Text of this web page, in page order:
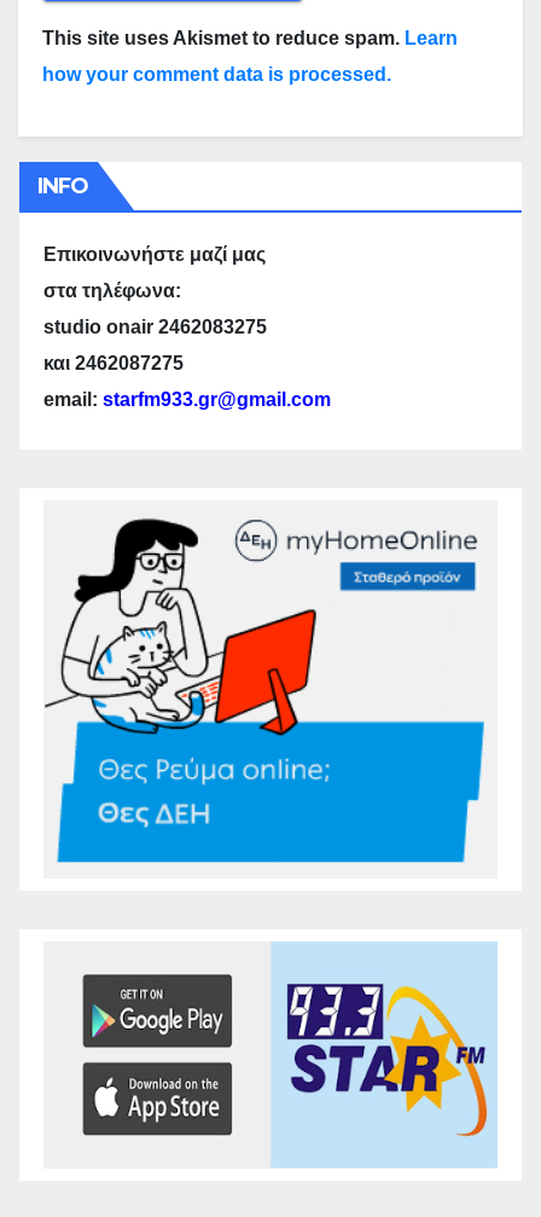
This site uses Akismet to reduce spam. Learn
how your comment data is processed.
INFO
Επικοινωνήστε μαζί μας
στα τηλέφωνα:
studio onair 2462083275
και 2462087275
email: starfm933.gr@gmail.com